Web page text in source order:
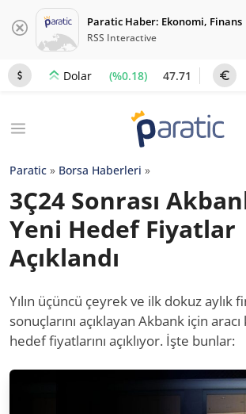
Paratic Haber: Ekonomi, Finans
RSS Interactive
Dolar (%0.18) 47.71
Paratic » Borsa Haberleri »
3Ç24 Sonrası
Yeni Hedef Fiyatlar
Açıklandı
Yılın üçüncü çeyrek ve ilk dokuz aylık
sonuçlarını açıklayan Akbank için
hedef fiyatlarını açıklıyor. İşte bunlar: